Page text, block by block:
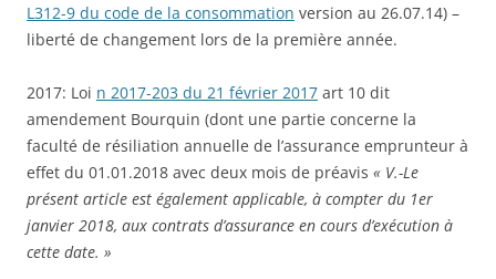
L312-9 du code de la consommation version au 26.07.14) –
liberté de changement lors de la première année.
2017: Loi n 2017-203 du 21 février 2017 art 10 dit
amendement Bourquin (dont une partie concerne la
faculté de résiliation annuelle de l’assurance emprunteur à
effet du 01.01.2018 avec deux mois de préavis « V.-Le
présent article est également applicable, à compter du 1er
janvier 2018, aux contrats d’assurance en cours d’exécution à
cette date. »